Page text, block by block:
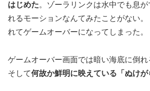
はじめた。ゾーラリンクは水中でも息
れるモーションなんてみたことがない
れてゲームオーバーになってしまった。
ゲームオーバー画面では暗い海底に倒れ
そして何故か鮮明に映えている「ぬけが